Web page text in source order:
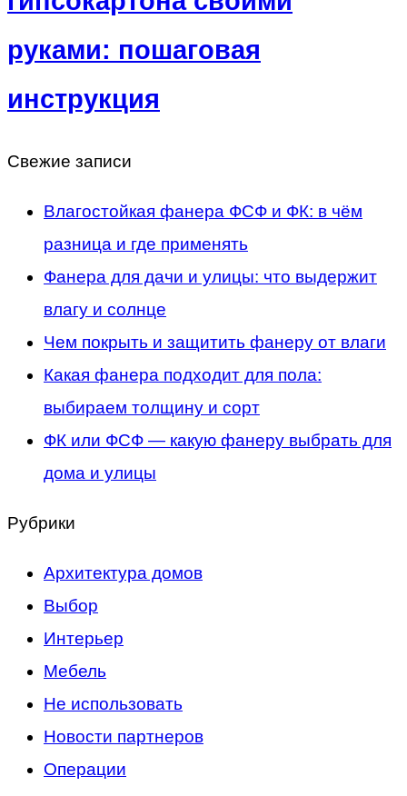
руками: пошаговая
инструкция
Свежие записи
Влагостойкая фанера ФСФ и ФК: в чём
разница и где применять
Фанера для дачи и улицы: что выдержит
влагу и солнце
Чем покрыть и защитить фанеру от влаги
Какая фанера подходит для пола:
выбираем толщину и сорт
ФК или ФСФ — какую фанеру выбрать для
дома и улицы
Рубрики
Архитектура домов
Выбор
Интерьер
Мебель
Не использовать
Новости партнеров
Операции